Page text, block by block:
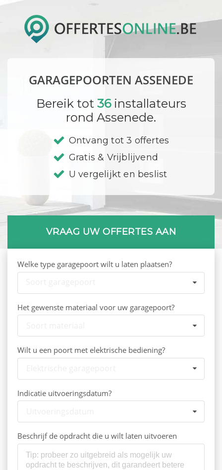
GARAGEPOORTEN ASSENEDE
Bereik tot 36installateurs
rond Assenede.
Ontvang tot 3 offertes
Gratis & Vrijblijvend
U vergelijkt en beslist
VRAAG UW OFFERTES AAN
Welke type garagepoort wilt u laten plaatsen?
Het gewenste materiaal voor uw garagepoort?
Wilt u een poort met elektrische bediening?
Indicatie uitvoeringsdatum?
Beschrijf de opdracht die u wilt laten uitvoeren